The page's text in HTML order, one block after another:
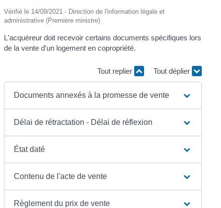
Vérifié le 14/09/2021 - Direction de l'information légale et
administrative (Première ministre)
L'acquéreur doit recevoir certains documents spécifiques lors
de la vente d'un logement en copropriété.
Tout replier Tout déplier
Documents annexés à la promesse de vente
Délai de rétractation - Délai de réflexion
État daté
Contenu de l'acte de vente
Règlement du prix de vente